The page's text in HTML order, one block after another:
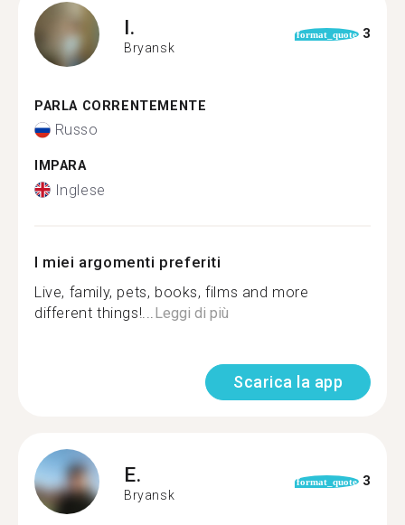
I.
Bryansk
format_quote 3
PARLA CORRENTEMENTE
Russo
IMPARA
Inglese
I miei argomenti preferiti
Live, family, pets, books, films and more
different things!... Leggi di più
Scarica la app
E.
Bryansk
format_quote 3